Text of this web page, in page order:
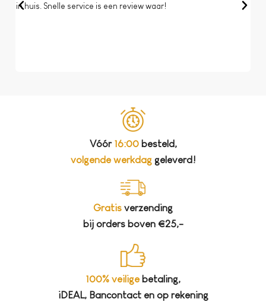
in huis. Snelle service is een review waar!
Vóór 16:00besteld,
volgende werkdaggeleverd!
Gratis verzending
bij orders boven €25,-
100% veiligebetaling,
iDEAL, Bancontact en op rekening